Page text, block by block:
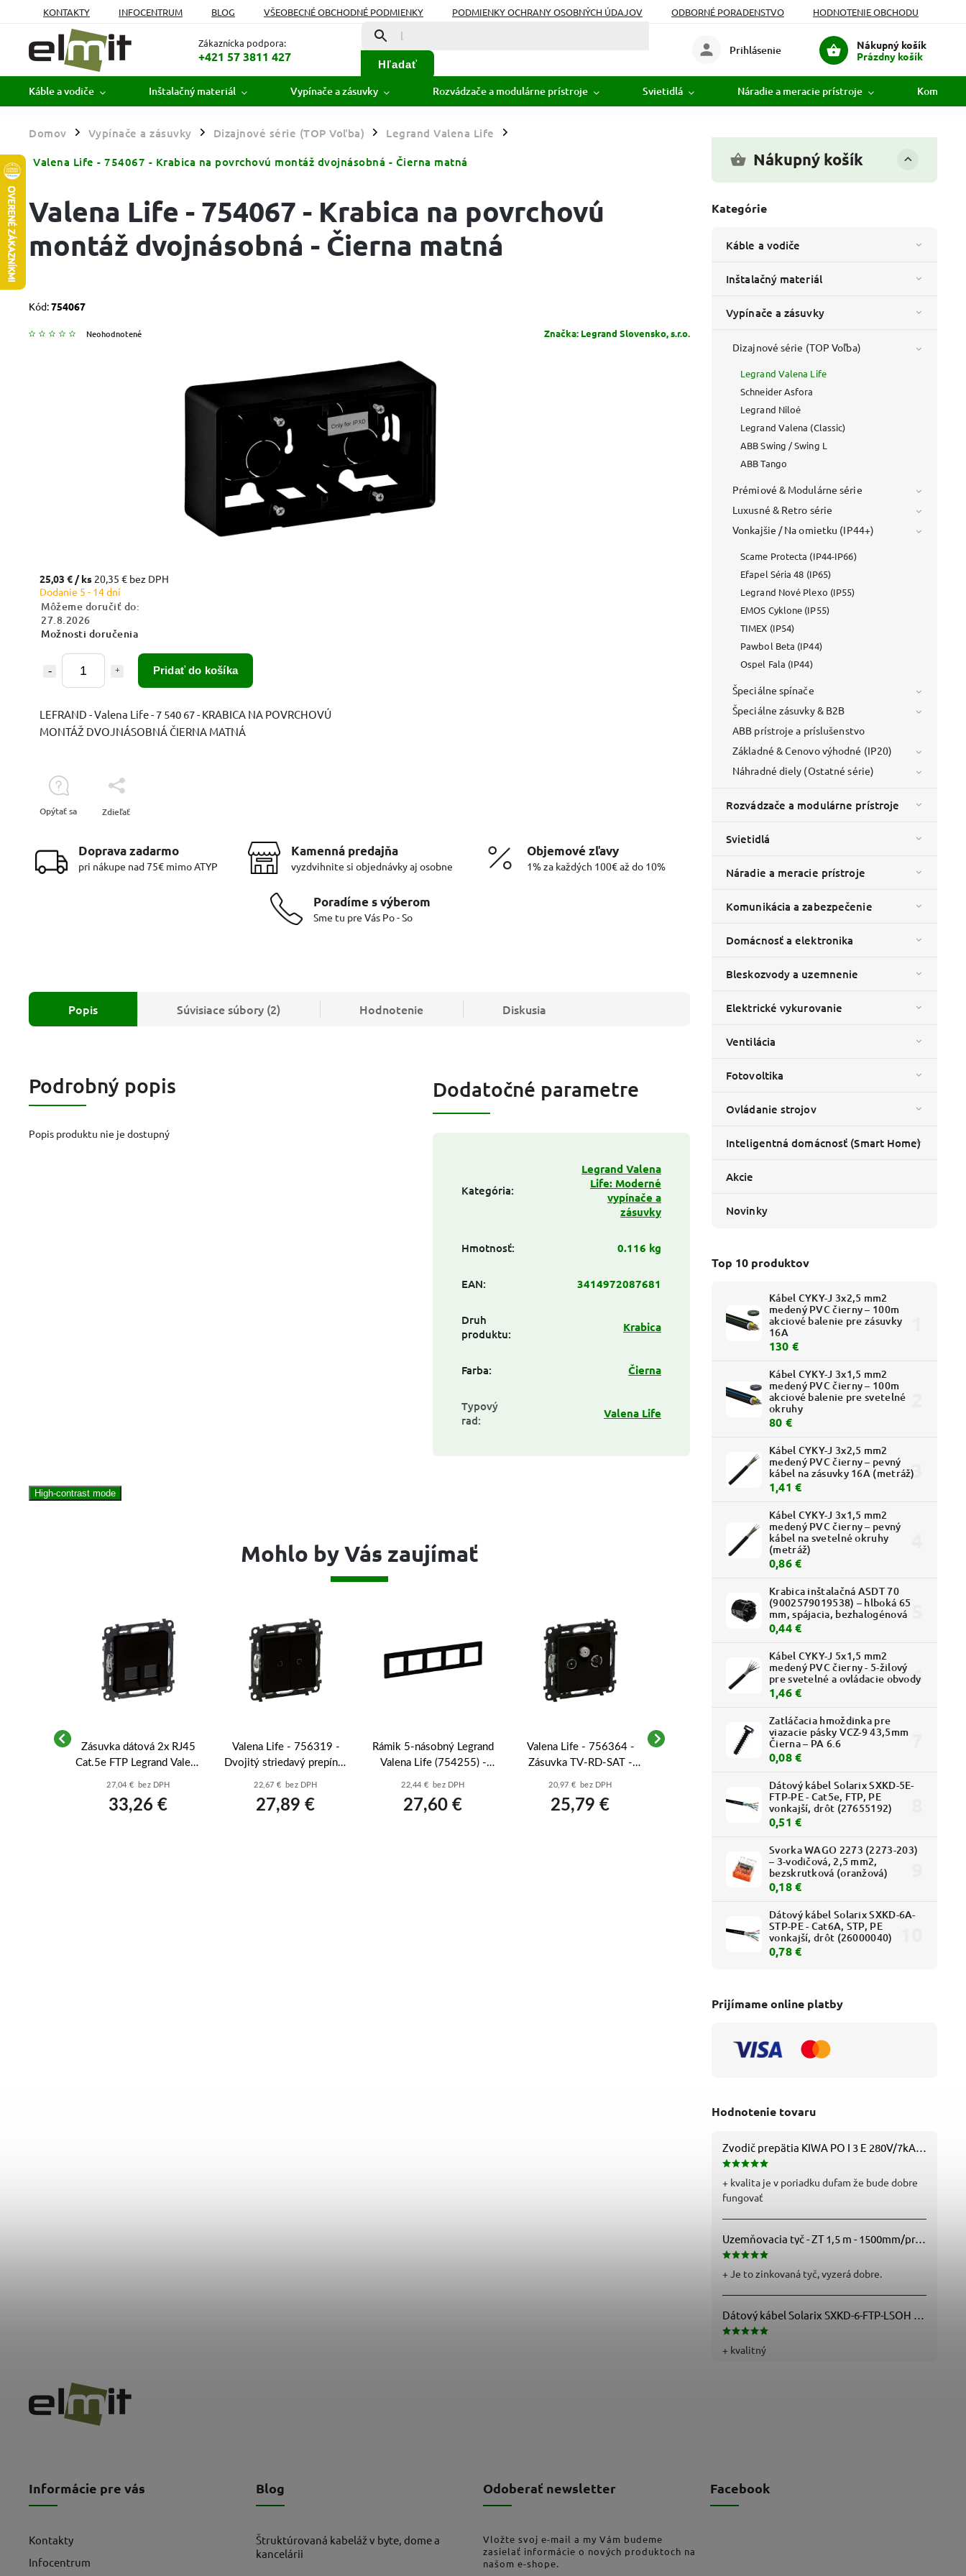
KONTAKTY INFOCENTRUM BLOG VŠEOBECNÉ OBCHODNÉ PODMIENKY PODMIENKY OCHRANY OSOBNÝCH ÚDAJOV ODBORNÉ PORADENSTVO
HODNOTENIE OBCHODU
MOJA OBJEDNÁVKA
Zákaznícka podpora:
+421 57 3811 427
Hľadať
Nákupný košík
Prázdny košík
Prihlásenie
Káble a vodiče Inštalačný materiál Vypínače a zásuvky Rozvádzače a modulárne prístroje Svietidlá Náradie a meracie prístroje
Domov / Vypínače a zásuvky / Dizajnové série (TOP Voľba) / Legrand Valena Life /
Valena Life - 754067 - Krabica na povrchovú montáž dvojnásobná - Čierna matná Nákupný košík
Kategórie
Káble a vodiče
Inštalačný materiál
Vypínače a zásuvky
Dizajnové série (TOP Voľba)
Legrand Valena Life
Schneider Asfora
Legrand Niloé
Legrand Valena (Classic)
ABB Swing / Swing L
ABB Tango
Prémiové & Modulárne série
Luxusné & Retro série
Vonkajšie / Na omietku (IP44+)
Scame Protecta (IP44-IP66)
Efapel Séria 48 (IP65)
Legrand Nové Plexo (IP55)
EMOS Cyklone (IP55)
TIMEX (IP54)
Pawbol Beta (IP44)
Ospel Fala (IP44)
Špeciálne spínače
Špeciálne zásuvky & B2B
ABB prístroje a príslušenstvo
Základné & Cenovo výhodné (IP20)
Náhradné diely (Ostatné série)
Rozvádzače a modulárne prístroje
Svietidlá
Náradie a meracie prístroje
Komunikácia a zabezpečenie
Domácnosť a elektronika
Bleskozvody a uzemnenie
Elektrické vykurovanie
Ventilácia
Fotovoltika
Ovládanie strojov
Inteligentná domácnosť (Smart Home)
Akcie
Novinky
Top 10 produktov
Kábel CYKY-J 3x2,5 mm2
medený PVC čierny – 100m
akciové balenie pre zásuvky
16A
130 €
Kábel CYKY-J 3x1,5 mm2
medený PVC čierny – 100m
akciové balenie pre svetelné
okruhy
80 €
Kábel CYKY-J 3x2,5 mm2
medený PVC čierny – pevný
kábel na zásuvky 16A (metráž)
1,41 €
Kábel CYKY-J 3x1,5 mm2
medený PVC čierny – pevný
kábel na svetelné okruhy
(metráž)
0,86 €
Krabica inštalačná ASDT 70
(9002579019538) – hlboká 65
mm, spájacia, bezhalogénová
0,44 €
Kábel CYKY-J 5x1,5 mm2
medený PVC čierny - 5-žilový
pre svetelné a ovládacie obvody
1,46 €
Zatláčacia hmoždinka pre
viazacie pásky VCZ-9 43,5mm
Čierna – PA 6.6
0,08 €
Dátový kábel Solarix SXKD-5E-
FTP-PE - Cat5e, FTP, PE
vonkajší, drôt (27655192)
0,51 €
Svorka WAGO 2273 (2273-203)
– 3-vodičová, 2,5 mm2,
bezskrutková (oranžová)
0,18 €
Dátový kábel Solarix SXKD-6A-
STP-PE - Cat6A, STP, PE
vonkajší, drôt (26000040)
0,78 €
Prijímame online platby
Hodnotenie tovaru
+ kvalita je v poriadku dufam že bude dobre
fungovať
Uzemňovacia tyč - ZT 1,5 m - 1500mm/pr.25mm - Fe/Zn - f712112
+ Je to zinkovaná tyč, vyzerá dobre.
+ kvalitný
Valena Life - 754067 - Krabica na povrchovú
montáž dvojnásobná - Čierna matná
Kód:754067
Neohodnotené Značka: Legrand Slovensko, s.r.o.
25,03 € / ks 20,35 € bez DPH
Dodanie 5 - 14 dní
Môžeme doručiť do:
27.8.2026
Možnosti doručenia
Pridať do košíka
LEFRAND - Valena Life - 7 540 67 - KRABICA NA POVRCHOVÚ
MONTÁŽ DVOJNÁSOBNÁ ČIERNA MATNÁ
Opýtať sa Zdieľať
Doprava zadarmo
pri nákupe nad 75€ mimo ATYP
Kamenná predajňa
vyzdvihnite si objednávky aj osobne
Objemové zľavy
1% za každých 100€ až do 10%
Poradíme s výberom
Sme tu pre Vás Po - So
Popis Súvisiace súbory (2) Hodnotenie Diskusia
Podrobný popis
Popis produktu nie je dostupný
Dodatočné parametre
Kategória:
Legrand Valena
Life: Moderné
vypínače a
zásuvky
Hmotnosť: 0.116 kg
EAN: 3414972087681
Druh
produktu: Krabica
Farba: Čierna
Typový
rad: Valena Life
High-contrast mode
Mohlo by Vás zaujímať
Zásuvka dátová 2x RJ45
Cat.5e FTP Legrand Valena
27,04 € bez DPH
33,26 €
Valena Life - 756319 -
Dvojitý striedavý prepínač
22,67 € bez DPH
27,89 €
Rámik 5-násobný Legrand
Valena Life (754255) -
22,44 € bez DPH
27,60 €
Valena Life - 756364 -
Zásuvka TV-RD-SAT -
20,97 € bez DPH
25,79 €
Valena Life - 756365 -
Zásuvka TV-RD-SAT -
25,79 €
Valena Life - 756349 -
40,63 € bez DPH
49,97 €
Informácie pre vás
Kontakty
Infocentrum
Blog
Štruktúrovaná kabeláž v byte, dome a
kancelárii
Odoberať newsletter
Vložte svoj e-mail a my Vám budeme
zasielať informácie o nových produktoch na
našom e-shope.
Facebook